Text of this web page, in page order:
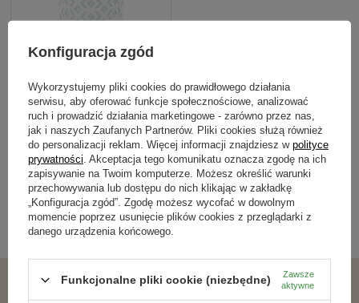
Osłonka-Doniczka Aztek fi 255
Jasno Szara/Miętowa
33,99 zł
SZCZEGÓŁY
1
Polecane produkty
Konfiguracja zgód
Wykorzystujemy pliki cookies do prawidłowego działania
serwisu, aby oferować funkcje społecznościowe, analizować
ruch i prowadzić działania marketingowe - zarówno przez nas,
jak i naszych Zaufanych Partnerów. Pliki cookies służą również
do personalizacji reklam. Więcej informacji znajdziesz w polityce
prywatności . Akceptacja tego komunikatu oznacza zgodę na ich
zapisywanie na Twoim komputerze. Możesz określić warunki
przechowywania lub dostępu do nich klikając w zakładkę
„Konfiguracja zgód”. Zgodę możesz wycofać w dowolnym
momencie poprzez usunięcie plików cookies z przeglądarki z
danego urządzenia końcowego.
Funkcjonalne pliki cookie (niezbędne)
Zawsze
aktywne